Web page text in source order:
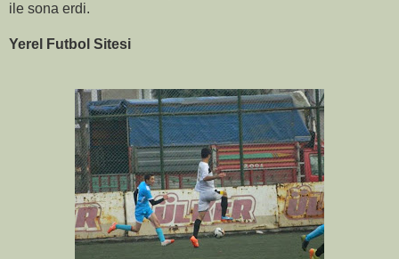
ile sona erdi.
Yerel Futbol Sitesi